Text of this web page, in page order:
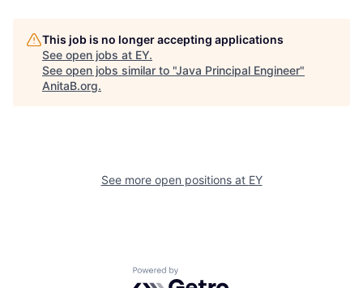
This job is no longer accepting applications
See open jobs at EY.
See open jobs similar to "Java Principal Engineer"
AnitaB.org.
See more open positions at EY
Powered by Getro.com